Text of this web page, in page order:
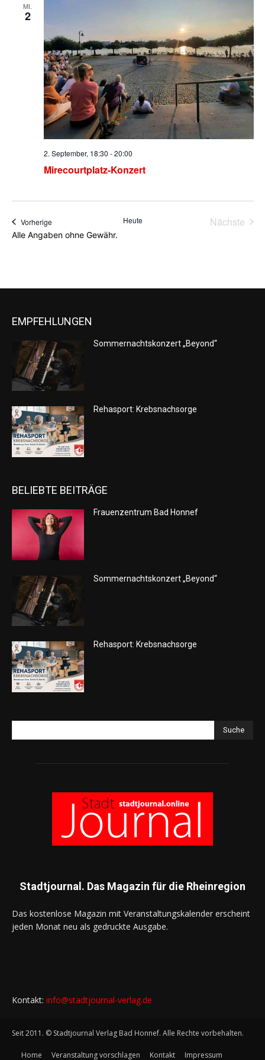
MI.
2
Mirecourtplatz-Konzert
2. September, 18:30 -20:00
VorherigeVeranstaltungen Heute
Nächste
Alle Angaben ohne Gewähr.
EMPFEHLUNGEN
Sommernachtskonzert „Beyond“
Rehasport: Krebsnachsorge
BELIEBTE BEITRÄGE
Frauenzentrum Bad Honnef
Sommernachtskonzert „Beyond“
Rehasport: Krebsnachsorge
Suche
Stadtjournal. Das Magazin für die Rheinregion
Das kostenlose Magazin mit Veranstaltungskalender erscheint
jeden Monat neu als gedruckte Ausgabe.
Kontakt: info@stadtjournal-verlag.de
Seit 2011. © Stadtjournal Verlag Bad Honnef. Alle Rechte vorbehalten.
Home Veranstaltung vorschlagen Kontakt Impressum